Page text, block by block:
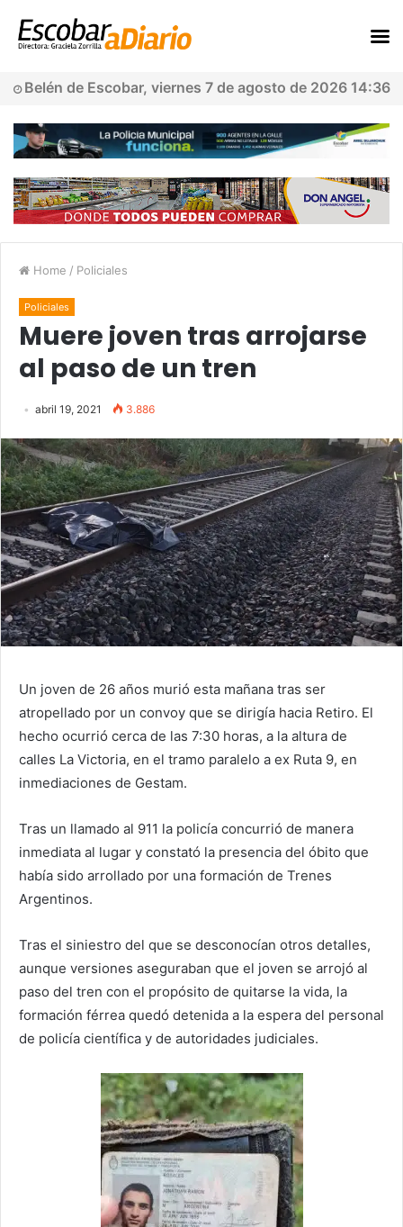
Belén de Escobar, viernes 7 de agosto de 2026 14:36
Home / Policiales
Policiales
Muere joven tras arrojarse
al paso de un tren
abril 19, 2021 3.886
Un joven de 26 años murió esta mañana tras ser
atropellado por un convoy que se dirigía hacia Retiro. El
hecho ocurrió cerca de las 7:30 horas, a la altura de
calles La Victoria, en el tramo paralelo a ex Ruta 9, en
inmediaciones de Gestam.
Tras un llamado al 911 la policía concurrió de manera
inmediata al lugar y constató la presencia del óbito que
había sido arrollado por una formación de Trenes
Argentinos.
Tras el siniestro del que se desconocían otros detalles,
aunque versiones aseguraban que el joven se arrojó al
paso del tren con el propósito de quitarse la vida, la
formación férrea quedó detenida a la espera del personal
de policía científica y de autoridades judiciales.